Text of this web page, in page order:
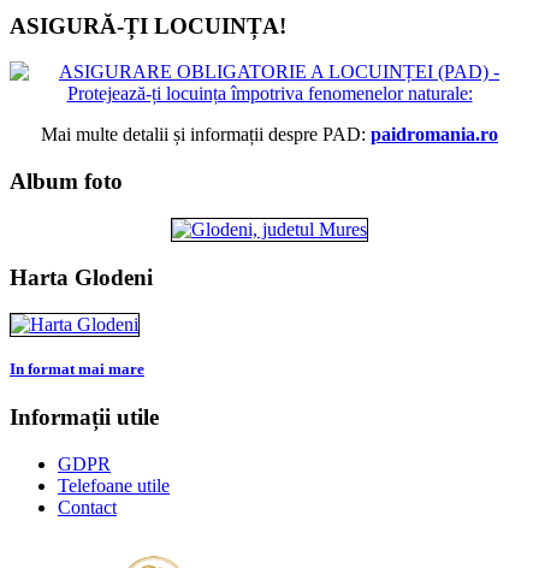
ASIGURĂ-ȚI LOCUINȚA!
Mai multe detalii și informații despre PAD: paidromania.ro
Album foto
Harta Glodeni
In format mai mare
Informații utile
GDPR
Telefoane utile
Contact